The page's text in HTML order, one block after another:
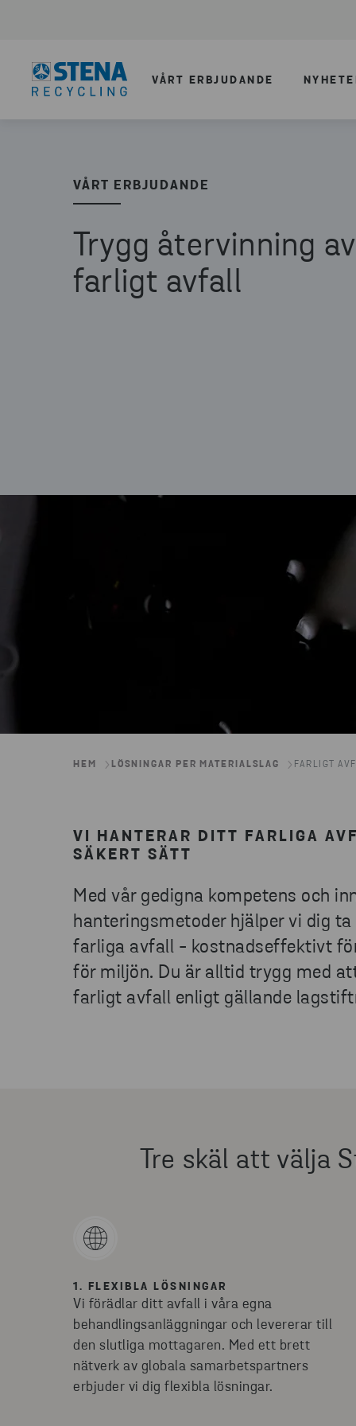
VÅRT ERBJUDANDE
VÅRT ERBJUDANDE
Trygg återvinning av
farligt avfall
HEM LÖSNINGAR PER MATERIALSLAG FARLIGT
VI HANTERAR DITT FARLIGA
SÄKERT SÄTT
Med vår gedigna kompetens och
hanteringsmetoder hjälper vi dig
farliga avfall - kostnadseffektivt
för miljön. Du är alltid trygg med
farligt avfall enligt gällande
Tre skäl att välja
1. FLEXIBLA LÖSNINGAR
Vi förädlar ditt avfall i våra egna
behandlingsanläggningar och levererar till
den slutliga mottagaren. Med ett brett
nätverk av globala samarbetspartners
erbjuder vi dig flexibla lösningar.